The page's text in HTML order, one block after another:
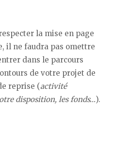
la mise en page
il ne faudra pas omettre
dans le parcours
de votre projet de
reprise (activité
disposition, les fonds…).